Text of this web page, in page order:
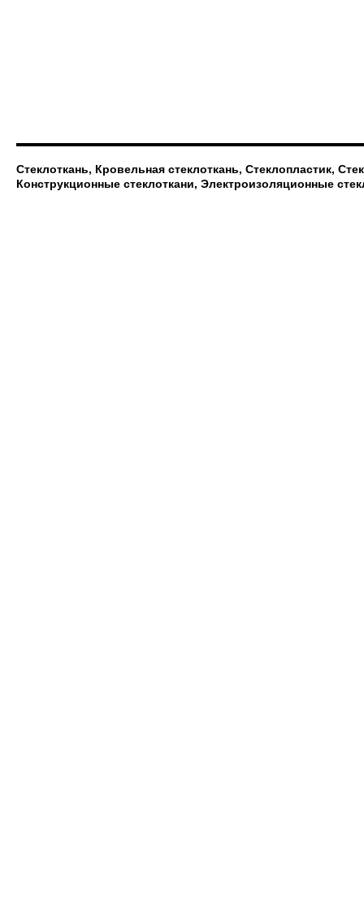
Стеклоткань, Кровельная стеклоткань, Стеклопластик,
Конструкционные стеклоткани, Электроизоляционные